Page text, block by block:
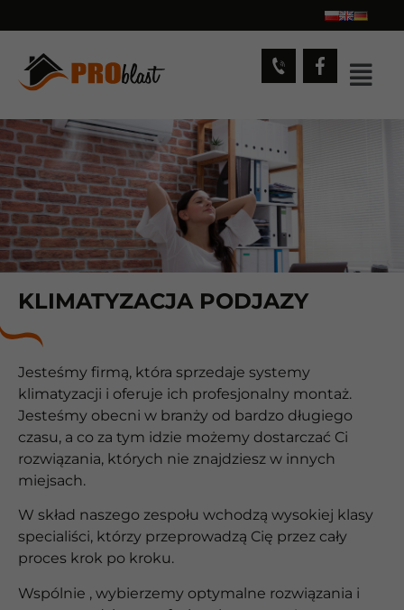
KLIMATYZACJA PODJAZY
Jesteśmy firmą, która sprzedaje systemy
klimatyzacji i oferuje ich profesjonalny montaż.
Jesteśmy obecni w branży od bardzo długiego
czasu, a co za tym idzie możemy dostarczać Ci
rozwiązania, których nie znajdziesz w innych
miejsach.
W skład naszego zespołu wchodzą wysokiej klasy
specialiści, którzy przeprowadzą Cię przez cały
proces krok po kroku.
Wspólnie , wybierzemy optymalne rozwiązania i